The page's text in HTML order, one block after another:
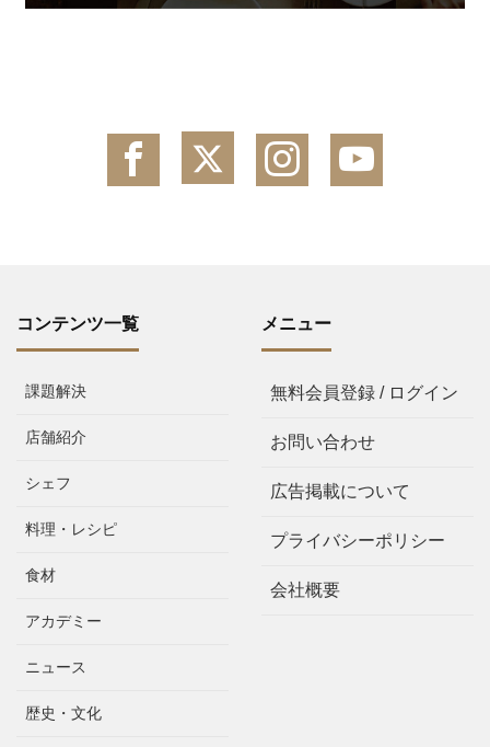
コンテンツ一覧
課題解決
店舗紹介
シェフ
料理・レシピ
食材
アカデミー
ニュース
歴史・文化
メニュー
無料会員登録 / ログイン
お問い合わせ
広告掲載について
プライバシーポリシー
会社概要